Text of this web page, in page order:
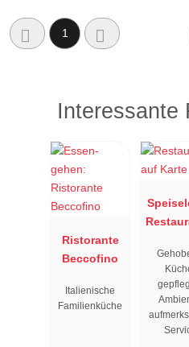
1
Interessante
Ristorante
Beccofino
Italienische
Familienküche
"